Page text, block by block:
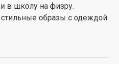
в школу на физру.
образы с одеждой